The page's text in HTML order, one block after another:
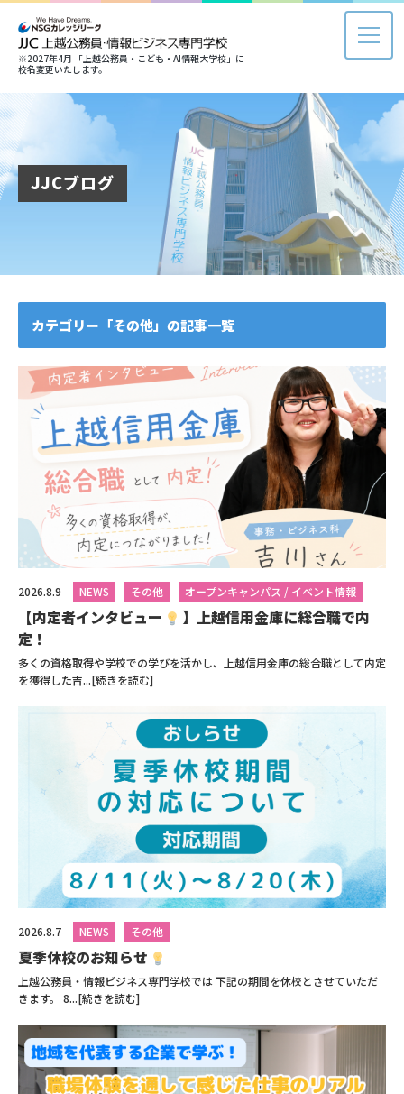
※2027年4月 「上越公務員・こども・AI情報大学校」に
校名変更いたします。
JJCブログ
カテゴリー「その他」の記事一覧
2026.8.9 NEWS その他 オープンキャンパス / イベント情報
【内定者インタビュー
】上越信用金庫に総合職で内
定！
多くの資格取得や学校での学びを活かし、上越信用金庫の総合職として内定
を獲得した吉...[続きを読む]
2026.8.7 NEWS その他
夏季休校のお知らせ
上越公務員・情報ビジネス専門学校では 下記の期間を休校とさせていただ
きます。 8...[続きを読む]